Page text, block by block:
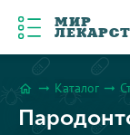
МИР
home arrow_right_alt Каталог arrow_right_alt